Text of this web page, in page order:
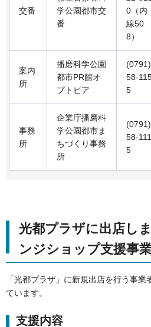
交番
学公園都市交
番
0（内
線50
8）
案内
所
播磨科学公園
都市PR館オ
プトピア
(0791)
58-
5
事務
所
企業庁播磨科
学公園都市ま
ちづくり事務
所
(0791)
58-111
5
光都プラザに出店し
ンジショップ支援事業
「光都プラザ」に新規出店を行う事
ています。
支援内容